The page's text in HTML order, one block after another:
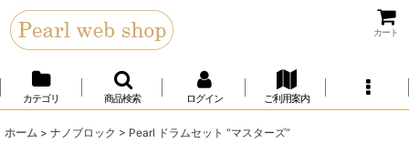
カート
カテゴリ 商品検索 ログイン ご利用案内
ホーム > ナノブロック > Pearl ドラムセット “マスターズ”